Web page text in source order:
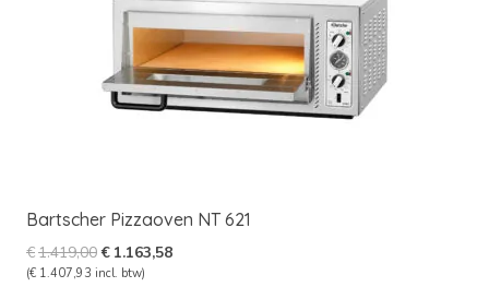
Bartscher Pizzaoven NT 621
€1.419,00Oorspronkelijke
prijs
€ 1.163,58Huidige
(€ 1.407,93 incl. btw)